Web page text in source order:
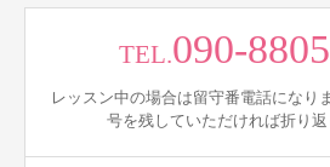
TEL.090-
レッスン中の場合は留守番電話になり
号を残していただければ折り返